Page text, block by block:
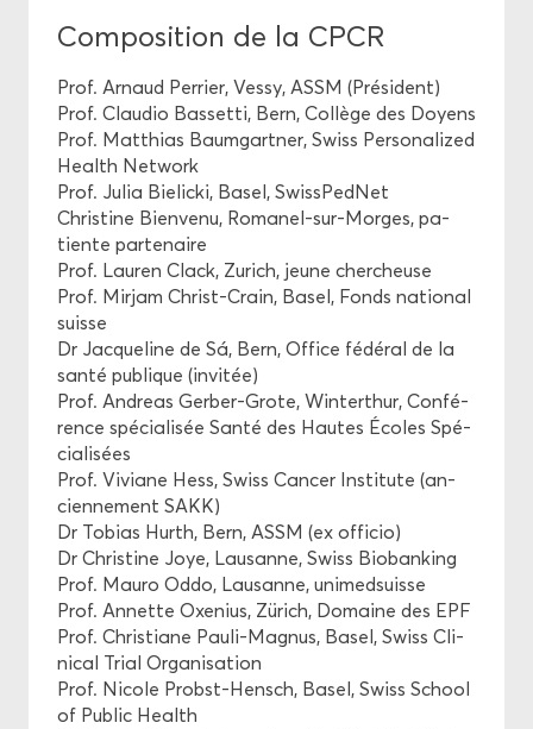
Com­po­si­tion de la CPCR
Prof. Ar­naud Per­rier, Vessy, ASSM (Pré­sident)
Prof. Clau­dio Bas­set­ti, Bern, Col­lège des Doyens
Prof. Mat­thias Baum­gart­ner, Swiss Per­so­na­li­zed
Health Net­work
Prof. Julia Bie­li­cki, Basel, Swiss­Ped­Net
Chris­tine Bien­ve­nu, Romanel-​sur-Morges, pa­
tiente par­te­naire
Prof. Lau­ren Clack, Zu­rich, jeune cher­cheuse
Prof. Mir­jam Christ-​Crain, Basel, Fonds na­tio­nal
suisse
Dr Jac­que­line de Sá, Bern, Of­fice fé­dé­ral de la
santé pu­blique (in­vi­tée)
Prof. An­dreas Gerber-​Grote, Win­ter­thur, Confé­
rence spé­cia­li­sée Santé des Hautes Écoles Spé­
cia­li­sées
Prof. Vi­viane Hess, Swiss Can­cer Ins­ti­tute (an­
cien­ne­ment SAKK)
Dr To­bias Hurth, Bern, ASSM (ex of­fi­cio)
Dr Chris­tine Joye, Lau­sanne, Swiss Bio­ban­king
Prof. Mauro Oddo, Lau­sanne, uni­med­suisse
Prof. An­nette Oxe­nius, Zürich, Do­maine des EPF
Prof. Chris­tiane Pauli-​Magnus, Basel, Swiss Cli­
ni­cal Trial Or­ga­ni­sa­tion
Prof. Ni­cole Probst-​Hensch, Basel, Swiss School
of Pu­blic Health